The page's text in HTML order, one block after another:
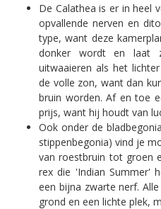
De Calathea is er in heel
opvallende nerven en
type, want deze
donker wordt en laat
uitwaaieren als het
de volle zon, want dan
bruin worden. Af en toe
prijs, want hij houdt van
Ook onder de
stippenbegonia) vind je
van roestbruin tot groen
rex die 'Indian Summer'
een bijna zwarte nerf.
grond en een lichte plek,